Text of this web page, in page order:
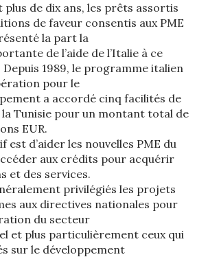
plus de dix ans, les prêts assortis
de faveur consentis aux PME
la part la
de l’aide de l’Italie à ce
Depuis 1989, le programme italien
pour le
a accordé cinq facilités de
Tunisie pour un montant total de
EUR.
est d’aider les nouvelles PME du
aux crédits pour acquérir
et des services.
privilégiés les projets
aux directives nationales pour
du secteur
et plus particulièrement ceux qui
sur le développement